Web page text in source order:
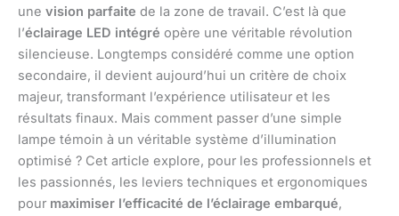
une vision parfaite de la zone de travail. C’est là que
l’éclairage LED intégré opère une véritable révolution
silencieuse. Longtemps considéré comme une option
secondaire, il devient aujourd’hui un critère de choix
majeur, transformant l’expérience utilisateur et les
résultats finaux. Mais comment passer d’une simple
lampe témoin à un véritable système d’illumination
optimisé ? Cet article explore, pour les professionnels et
les passionnés, les leviers techniques et ergonomiques
pour maximiser l’efficacité de l’éclairage embarqué,